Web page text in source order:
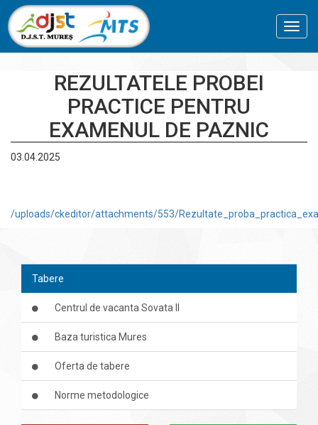
REZULTATELE PROBEI
PRACTICE PENTRU
EXAMENUL DE PAZNIC
03.04.2025
/uploads/ckeditor/attachments/553/
Tabere
Centrul de vacanta Sovata II
Baza turistica Mures
Oferta de tabere
Norme metodologice